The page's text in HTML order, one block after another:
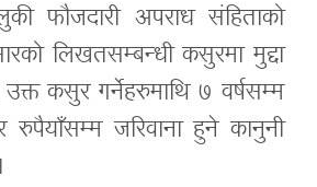
फौजदारी अपराध संहिताको
लिखतसम्बन्धी कसुरमा मुद्दा
उक्त कसुर गर्नेहरुमाथि ७ वर्षसम्म
जरिवाना हुने कानुनी